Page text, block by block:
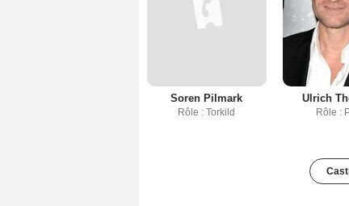
Soren Pilmark
Rôle : Torkild
Ulrich
Rôle :